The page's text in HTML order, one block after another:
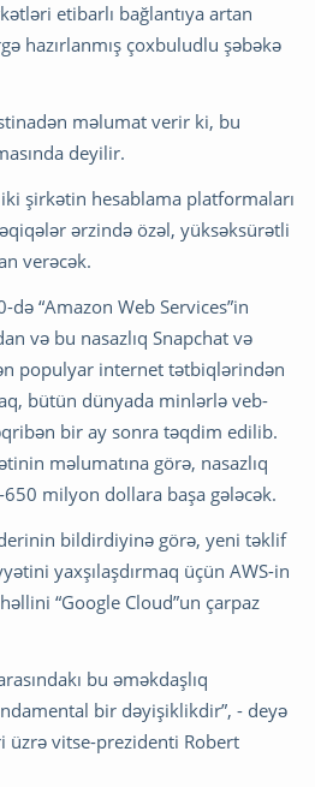
etibarlı bağlantıya artan
hazırlanmış çoxbuludlu şəbəkə
məlumat verir ki, bu
deyilir.
şirkətin hesablama platformaları
ərzində özəl, yüksəksürətli
verəcək.
“Amazon Web Services”in
və bu nasazlıq Snapchat və
populyar internet tətbiqlərindən
bütün dünyada minlərlə veb-
bir ay sonra təqdim edilib.
məlumatına görə, nasazlıq
milyon dollara başa gələcək.
bildirdiyinə görə, yeni təklif
yaxşılaşdırmaq üçün AWS-in
“Google Cloud”un çarpaz
bu əməkdaşlıq
bir dəyişiklikdir”, - deyə
üzrə vitse-prezidenti Robert